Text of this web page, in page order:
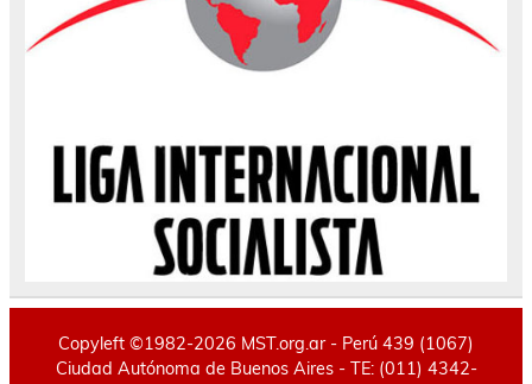
Copyleft ©1982-2026 MST.org.ar - Perú 439 (1067)
Ciudad Autónoma de Buenos Aires - TE: (011) 4342-